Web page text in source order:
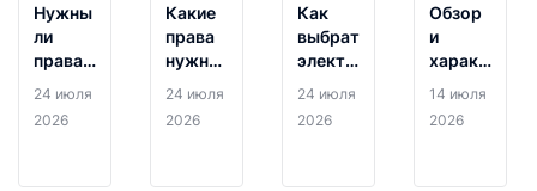
Нужны
ли
права
на
в 2026
24 июля
2026
Какие
права
нужны
на
категории,
24 июля
2026
Как
выбрать
электровелосипед
для
людей:
24 июля
2026
Обзор
и
разбираем
14 июля
2026